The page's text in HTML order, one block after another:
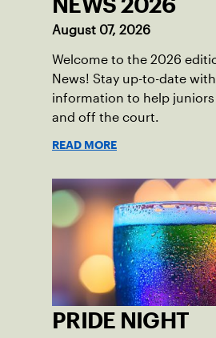
NEWS 2026
August 07, 2026
Welcome to the 2026
News! Stay up-to-date
information to help juniors
and off the court.
READ MORE
PRIDE NIGHT